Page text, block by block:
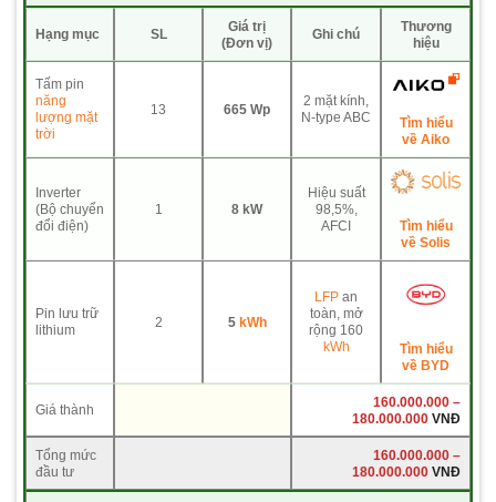
Hạng mục SL
Giá trị
(Đơn vị)
Ghi chú
Thương
hiệu
Tấm pin
năng
lượng mặt
trời
13 665 Wp
2 mặt kính,
N-type ABC
Tìm hiểu
về Aiko
Inverter
(Bộ chuyển
đổi điện)
1 8 kW
Hiệu suất
98,5%,
AFCI
Tìm hiểu
về Solis
Pin lưu trữ
lithium
2 5 kWh
LFP an
toàn, mở
rộng 160
kWh
Tìm hiểu
về BYD
Giá thành
160.000.000 –
180.000.000 VNĐ
Tổng mức
đầu tư
160.000.000 –
180.000.000 VNĐ